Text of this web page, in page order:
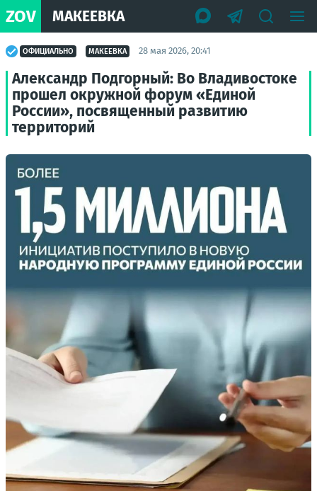
ZOV МАКЕЕВКА
ОФИЦИАЛЬНО МАКЕЕВКА 28 мая 2026, 20:41
Александр Подгорный: Во Владивостоке
прошел окружной форум «Единой
России», посвященный развитию
территорий